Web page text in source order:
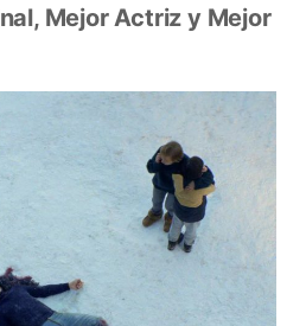
Mejor Actriz y Mejor